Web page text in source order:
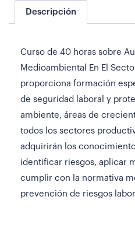
Descripción
Curso de 40 horas sobre
Medioambiental En El
proporciona formación
de seguridad laboral y
ambiente, áreas de
todos los sectores
adquirirán los
identificar riesgos, aplicar
cumplir con la normativa
prevención de riesgos